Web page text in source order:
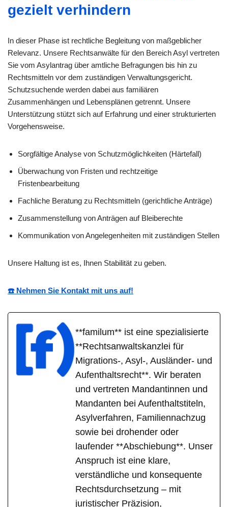
gezielt verhindern
In dieser Phase ist rechtliche Begleitung von maßgeblicher
Relevanz. Unsere Rechtsanwälte für den Bereich Asyl vertreten
Sie vom Asylantrag über amtliche Befragungen bis hin zu
Rechtsmitteln vor dem zuständigen Verwaltungsgericht.
Schutzsuchende werden dabei aus familiären
Zusammenhängen und Lebensplänen getrennt. Unsere
Unterstützung stützt sich auf Erfahrung und einer strukturierten
Vorgehensweise.
Sorgfältige Analyse von Schutzmöglichkeiten (Härtefall)
Überwachung von Fristen und rechtzeitige
Fristenbearbeitung
Fachliche Beratung zu Rechtsmitteln (gerichtliche Anträge)
Zusammenstellung von Anträgen auf Bleiberechte
Kommunikation von Angelegenheiten mit zuständigen Stellen
Unsere Haltung ist es, Ihnen Stabilität zu geben.
☎️ Nehmen Sie Kontakt mit uns auf!
**familum** ist eine spezialisierte
**Rechtsanwaltskanzlei für
Migrations-, Asyl-, Ausländer- und
Aufenthaltsrecht**. Wir beraten
und vertreten Mandantinnen und
Mandanten bei Aufenthaltstiteln,
Asylverfahren, Familiennachzug
sowie bei drohender oder
laufender **Abschiebung**. Unser
Anspruch ist eine klare,
verständliche und konsequente
Rechtsdurchsetzung – mit
juristischer Präzision,